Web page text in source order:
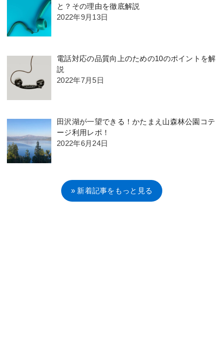
と？その理由を徹底解説
2022年9月13日
電話対応の品質向上のための10のポイントを解
説
2022年7月5日
田沢湖が一望できる！かたまえ山森林公園コテ
ージ利用レポ！
2022年6月24日
» 新着記事をもっと見る